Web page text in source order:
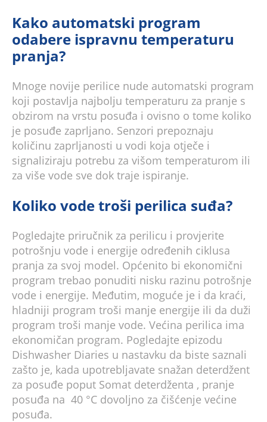
Kako automatski program
odabere ispravnu temperaturu
pranja?
Mnoge novije perilice nude automatski program
koji postavlja najbolju temperaturu za pranje s
obzirom na vrstu posuđa i ovisno o tome koliko
je posuđe zaprljano. Senzori prepoznaju
količinu zaprljanosti u vodi koja otječe i
signaliziraju potrebu za višom temperaturom ili
za više vode sve dok traje ispiranje.
Koliko vode troši perilica suđa?
Pogledajte priručnik za perilicu i provjerite
potrošnju vode i energije određenih ciklusa
pranja za svoj model. Općenito bi ekonomični
program trebao ponuditi nisku razinu potrošnje
vode i energije. Međutim, moguće je i da kraći,
hladniji program troši manje energije ili da duži
program troši manje vode. Većina perilica ima
ekonomičan program. Pogledajte epizodu
Dishwasher Diaries u nastavku da biste saznali
zašto je, kada upotrebljavate snažan deterdžent
za posuđe poput Somat deterdženta , pranje
posuđa na 40 °C dovoljno za čišćenje većine
posuđa.